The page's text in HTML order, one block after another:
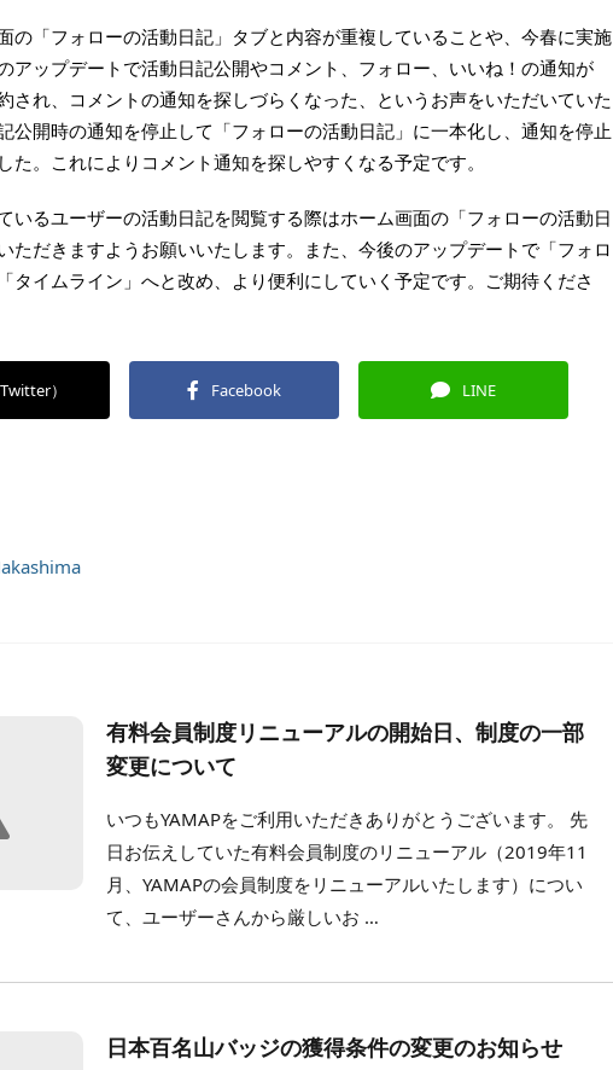
の「フォローの活動日記」タブと内容が重複していることや、今春に実施
アップデートで活動日記公開やコメント、フォロー、いいね！の通知が
され、コメントの通知を探しづらくなった、というお声をいただいていた
公開時の通知を停止して「フォローの活動日記」に一本化し、通知を停止
た。これによりコメント通知を探しやすくなる予定です。
いるユーザーの活動日記を閲覧する際はホーム画面の「フォローの活動日
ただきますようお願いいたします。また、今後のアップデートで「フォロ
タイムライン」へと改め、より便利にしていく予定です。ご期待くださ
） Facebook LINE
有料会員制度リニューアルの開始日、制度の一部
変更について
いつもYAMAPをご利用いただきありがとうございます。 先
日お伝えしていた有料会員制度のリニューアル（2019年11
月、YAMAPの会員制度をリニューアルいたします）につい
て、ユーザーさんから厳しいお …
日本百名山バッジの獲得条件の変更のお知らせ